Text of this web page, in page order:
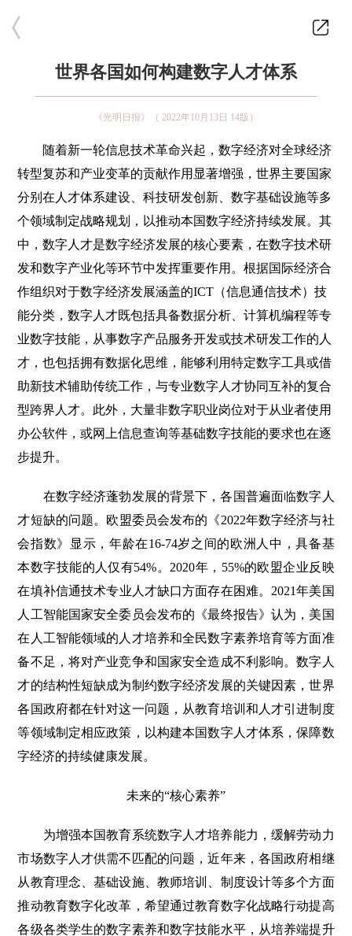
世界各国如何构建数字人才体系
《光明日报》（ 2022年10月13日 14版）
随着新一轮信息技术革命兴起，数字经济对全球经济
转型复苏和产业变革的贡献作用显著增强，世界主要国家
分别在人才体系建设、科技研发创新、数字基础设施等多
个领域制定战略规划，以推动本国数字经济持续发展。其
中，数字人才是数字经济发展的核心要素，在数字技术研
发和数字产业化等环节中发挥重要作用。根据国际经济合
作组织对于数字经济发展涵盖的ICT（信息通信技术）技
能分类，数字人才既包括具备数据分析、计算机编程等专
业数字技能，从事数字产品服务开发或技术研发工作的人
才，也包括拥有数据化思维，能够利用特定数字工具或借
助新技术辅助传统工作，与专业数字人才协同互补的复合
型跨界人才。此外，大量非数字职业岗位对于从业者使用
办公软件，或网上信息查询等基础数字技能的要求也在逐
步提升。
在数字经济蓬勃发展的背景下，各国普遍面临数字人
才短缺的问题。欧盟委员会发布的《2022年数字经济与社
会指数》显示，年龄在16-74岁之间的欧洲人中，具备基
本数字技能的人仅有54%。2020年，55%的欧盟企业反映
在填补信通技术专业人才缺口方面存在困难。2021年美国
人工智能国家安全委员会发布的《最终报告》认为，美国
在人工智能领域的人才培养和全民数字素养培育等方面准
备不足，将对产业竞争和国家安全造成不利影响。数字人
才的结构性短缺成为制约数字经济发展的关键因素，世界
各国政府都在针对这一问题，从教育培训和人才引进制度
等领域制定相应政策，以构建本国数字人才体系，保障数
字经济的持续健康发展。
未来的“核心素养”
为增强本国教育系统数字人才培养能力，缓解劳动力
市场数字人才供需不匹配的问题，近年来，各国政府相继
从教育理念、基础设施、教师培训、制度设计等多个方面
推动教育数字化改革，希望通过教育数字化战略行动提高
各级各类学生的数字素养和数字技能水平，从培养端提升